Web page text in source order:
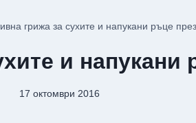
грижа за сухите и напукани ръце
и напукани
17 октомври 2016